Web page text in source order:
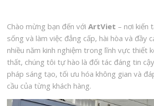
Chào mừng bạn đến vớiArtViet – nơi kiến
sống và làm việc đẳng cấp, hài hòa và đầy
nhiều năm kinh nghiệm trong lĩnh vực thiết
thất, chúng tôi tự hào là đối tác đáng tin
pháp sáng tạo, tối ưu hóa không gian và
cầu của từng khách hàng.